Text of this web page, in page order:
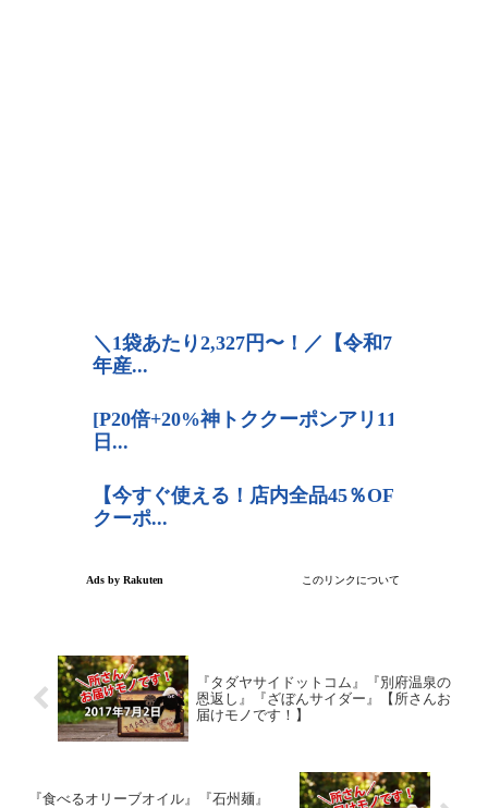
『タダヤサイドットコム』『別府温泉の
恩返し』『ざぼんサイダー』【所さんお
届けモノです！】
『食べるオリーブオイル』『石州麺』